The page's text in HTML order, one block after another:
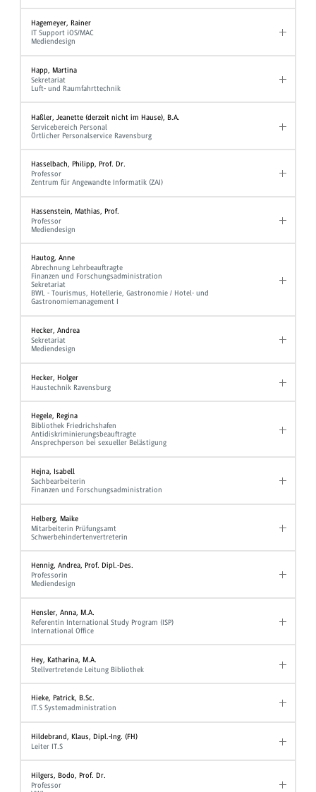
Hagemeyer, Rainer
IT Support iOS/MAC
Mediendesign
Happ, Martina
Sekretariat
Luft- und Raumfahrttechnik
Haßler, Jeanette (derzeit nicht im Hause), B.A.
Servicebereich Personal
Örtlicher Personalservice Ravensburg
Hasselbach, Philipp, Prof. Dr.
Professor
Zentrum für Angewandte Informatik (ZAI)
Hassenstein, Mathias, Prof.
Professor
Mediendesign
Hautog, Anne
Abrechnung Lehrbeauftragte
Finanzen und Forschungsadministration
Sekretariat
BWL - Tourismus, Hotellerie, Gastronomie / Hotel- und
Gastronomiemanagement I
Hecker, Andrea
Sekretariat
Mediendesign
Hecker, Holger
Haustechnik Ravensburg
Hegele, Regina
Bibliothek Friedrichshafen
Antidiskriminierungsbeauftragte
Ansprechperson bei sexueller Belästigung
Hejna, Isabell
Sachbearbeiterin
Finanzen und Forschungsadministration
Helberg, Maike
Mitarbeiterin Prüfungsamt
Schwerbehindertenvertreterin
Hennig, Andrea, Prof. Dipl.-Des.
Professorin
Mediendesign
Hensler, Anna, M.A.
Referentin International Study Program (ISP)
International Office
Hey, Katharina, M.A.
Stellvertretende Leitung Bibliothek
Hieke, Patrick, B.Sc.
IT.S Systemadministration
Hildebrand, Klaus, Dipl.-Ing. (FH)
Leiter IT.S
Hilgers, Bodo, Prof. Dr.
Professor